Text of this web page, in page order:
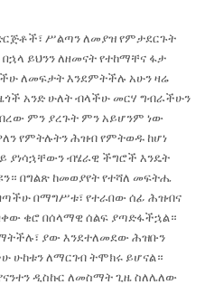
ሥልጣን ለመያዝ የምታደርጉት
ይህንን ለዘመናት የተከማቸና ፋታ
ለመፍታት እንደምትችሉ አሁን ዛሬ
አንድ ሁለት ብላችሁ መርሃ ግብራችሁን
ምን ያረጉት ምን አይሆንም ነው
የምትሉትን ሕዝብ የምትወዱ ከሆነ
ያነሳኋቸውን ብሄራዊ ችግሮች እንዴት
በግልጽ ከመወያየት የተሻለ መፍትሔ
በማግሥቱ፣ የተራበው ሰፊ ሕዝብና
ቄሮ በሰላማዊ ሰልፍ ያጣድፋችኋል።
ያው እንደተለመደው ሕዝቡን
ሁከቱን ለማርገብ ትሞክሩ ይሆናል።
ዲስኩር ለመስማት ጊዜ ስለሌለው